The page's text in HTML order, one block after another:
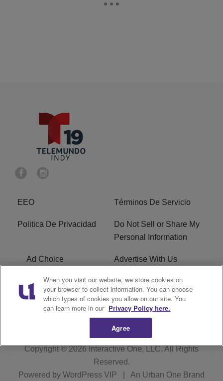
EEO Términos De Servicio
Politica De Privacidad
Do Not Sell or Share My
Personal Information
Ad Choice Advertise With Us
Terms of Service R1 Digital
Closed Captioning
Copyright © 2026Interactive One, LLC. All Rights
Reserved.
Powered by WordPress VIP An Urban One Brand
When you visit our website, we store cookies on
your browser to collect information. You can choose
which types of cookies you allow on our site. You
can learn more in our Privacy Policy here.
Agree